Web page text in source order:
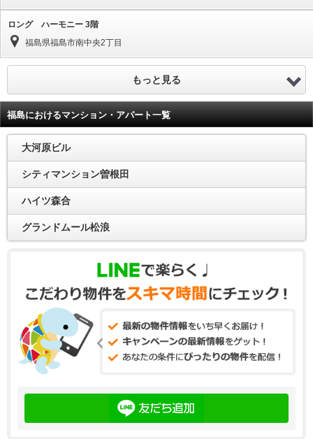
ロング ハーモニー 3階
福島県福島市南中央2丁目
もっと見る
福島におけるマンション・アパート一覧
大河原ビル
シティマンション曽根田
ハイツ森合
グランドムール松浪